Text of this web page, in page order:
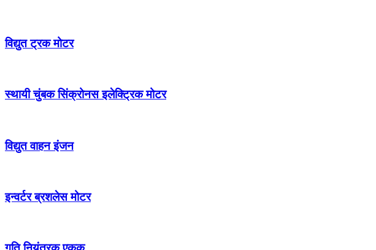
विद्युत ट्रक मोटर
स्थायी चुंबक सिंक्रोनस इलेक्ट्रिक मोटर
विद्युत वाहन इंजन
इन्वर्टर ब्रशलेस मोटर